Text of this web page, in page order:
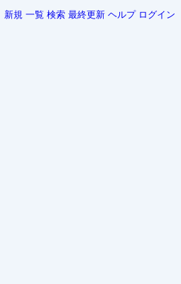
新規 一覧 検索 最終更新 ヘルプ ログイン